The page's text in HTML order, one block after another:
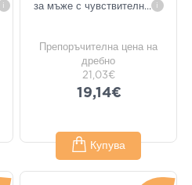
i
за мъже с чувствителн... i
Препоръчителна цена на
дребно
21,03€
19,14€
Купува